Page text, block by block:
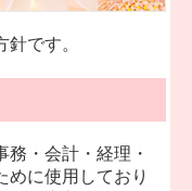
です。
・会計・経理・
めに使用しており